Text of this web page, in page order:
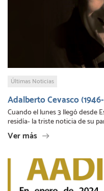
Últimas Noticias
Adalberto Cevasco
Cuando el lunes 3 llegó desde
residía- la triste noticia de su
Ver más